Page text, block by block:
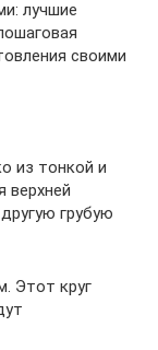
лучшие
своими
из тонкой и
верхней
грубую
Этот круг